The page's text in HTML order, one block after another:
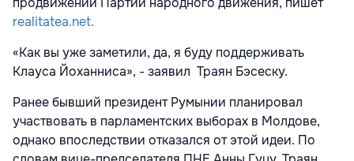
realitatea.net.
«Как вы уже заметили, да, я буду поддерживать
Клауса Йоханниса», - заявил Траян Бэсеску.
Ранее бывший президент Румынии планировал
участвовать в парламентских выборах в Молдове,
однако впоследствии отказался от этой идеи. По